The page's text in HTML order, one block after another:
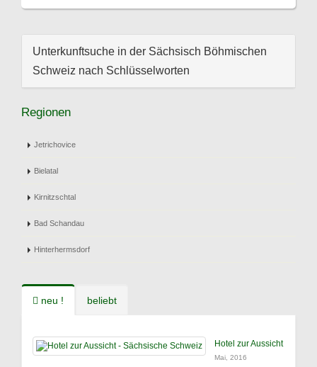
Unterkunftsuche in der Sächsisch Böhmischen
Schweiz nach Schlüsselworten
Regionen
Jetrichovice
Bielatal
Kirnitzschtal
Bad Schandau
Hinterhermsdorf
neu ! beliebt
Hotel zur Aussicht
Mai, 2016